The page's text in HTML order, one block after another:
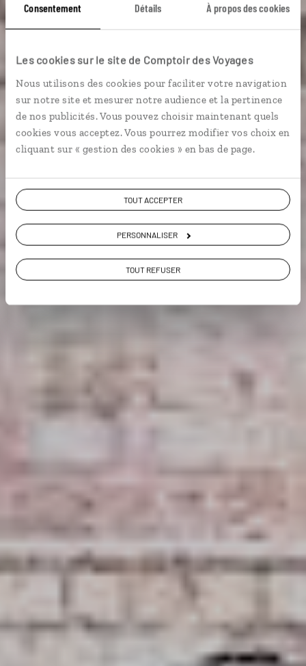
Consentement Détails À propos des cookies
Les cookies sur le site de Comptoir des Voyages
Nous utilisons des cookies pour faciliter votre navigation
sur notre site et mesurer notre audience et la pertinence
de nos publicités. Vous pouvez choisir maintenant quels
cookies vous acceptez. Vous pourrez modifier vos choix en
cliquant sur « gestion des cookies » en bas de page.
TOUT ACCEPTER
PERSONNALISER
TOUT REFUSER
L’échappée catalane
Week-end à Barcelone et sa région : parc Güell,
Cardona, Montserrat.
VOIR LA GALERIE PHOTOS